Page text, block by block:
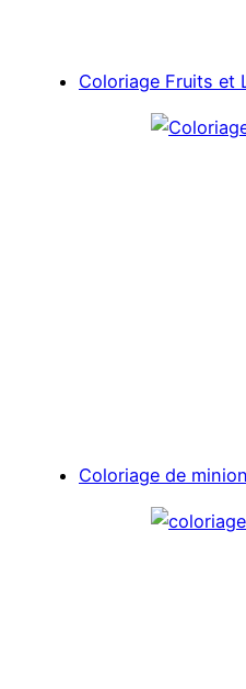
Coloriage Fruits et
Coloriage de